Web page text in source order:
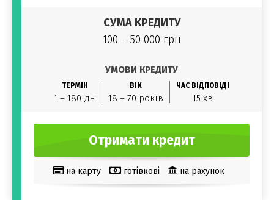
СУМА КРЕДИТУ
100 – 50 000 грн
УМОВИ КРЕДИТУ
ТЕРМІН
1 – 180 дн
ВІК
18 – 70 років
ЧАС ВІДПОВІДІ
15 хв
Отримати кредит
на карту готівкові
на рахунок
Електронний гаманець
В офісі